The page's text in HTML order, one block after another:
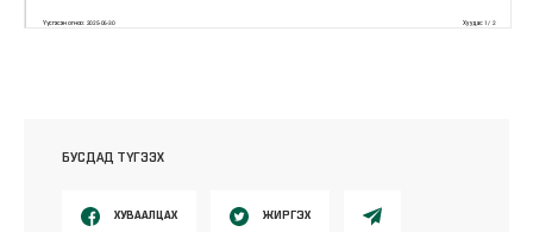
БУСДАД ТҮГЭЭХ
ХУВААЛЦАХ ЖИРГЭХ